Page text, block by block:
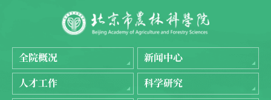
全院概况
新闻中心
人才工作
科学研究